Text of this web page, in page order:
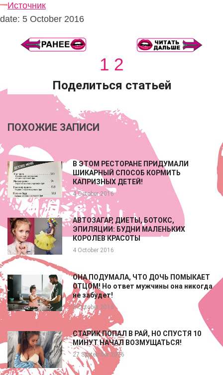
Источник
date: 5 October 2016
1 2
Поделиться статьей
ПОХОЖИЕ ЗАПИСИ
В ЭТОМ РЕСТОРАНЕ ПРИДУМАЛИ
ШИКАРНЫЙ СПОСОБ КОРМИТЬ
КАПРИЗНЫХ ДЕТЕЙ!
4 October 2016
АВТОЗАГАР, ДИЕТЫ, БОТОКС,
ЭПИЛЯЦИИ: БУДНИ МАЛЕНЬКИХ
КОРОЛЕВ КРАСОТЫ
4 October 2016
ОНА ПОДУМАЛА, ЧТО ДОЧЬ ПОМЫКАЕТ
ОТЦОМ! Но ответ мужчины она никогда
не забудет!
3 October 2016
СТАРИК ПОПАЛ В РАЙ, НО СПУСТЯ 10
МИНУТ НАЧАЛ ВОЗМУЩАТЬСЯ!
27 September 2016